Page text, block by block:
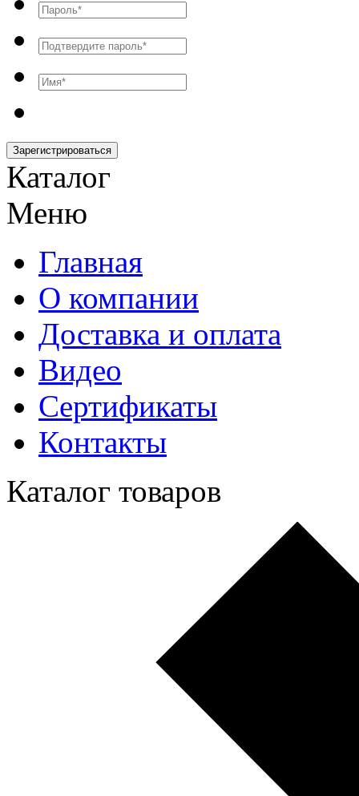
Зарегистрироваться
Каталог
Меню
Главная
О компании
Доставка и оплата
Видео
Сертификаты
Контакты
Каталог товаров